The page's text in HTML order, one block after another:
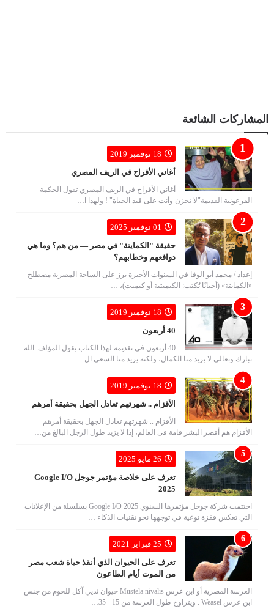
المشاركات الشائعة
18 نوفمبر 2019
أغاني الأفراح في الريف المصري
أغاني الأفراح في الريف المصري تقول الحكمة
الفرعونية القديمة"لا تحزن وأنت على قيد الحياة" ! ولهذا ا…
01 نوفمبر 2025
حقيقة "الكمايتة" في مصر — من هم؟ وما هي
دوافعهم وخطابهم؟
إعداد / محمد أبو الوفا في السنوات الأخيرة برز على الساحة المصرية مصطلح
«الكمايتة» (أحيانًا تُكتب: الكيميتية أو كيميت)، …
18 نوفمبر 2019
40 أربعون
40 أربعون فى تقديمه لهذا الكتاب يقول المؤلف: الله
تبارك وتعالى لا يريد منا الكمال، ولكنه يريد منا السعي ال…
18 نوفمبر 2019
الأقزام .. شهرتهم تعادل الجهل بحقيقة أمرهم
الأقزام .. شهرتهم تعادل الجهل بحقيقة أمرهم
الأقزام هم أقصر البشر قامة فى العالم، إذا لا يزيد طول الرجل البالغ من…
26 مايو 2025
تعرف على خلاصة مؤتمر جوجل Google I/O
2025
اختتمت شركة جوجل مؤتمرها السنوي Google I/O 2025 بسلسلة من الإعلانات
التي تعكس قفزة نوعية في توجهها نحو تقنيات الذكاء …
25 فبراير 2021
تعرف على الحيوان الذي أنقذ حياة شعب مصر
من الموت أيام الطاعون
العرسة المصرية أو ابن عرس Mustela nivalis حيوان ثديي آكل للحوم من جنس
ابن عرس Weasel . ويتراوح طول العرسة من 15 - 35…